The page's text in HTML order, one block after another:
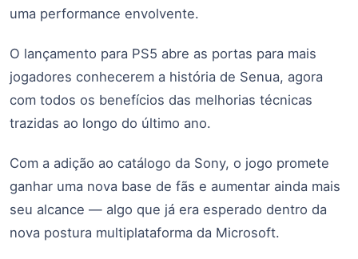
uma performance envolvente.
O lançamento para PS5 abre as portas para mais
jogadores conhecerem a história de Senua, agora
com todos os benefícios das melhorias técnicas
trazidas ao longo do último ano.
Com a adição ao catálogo da Sony, o jogo promete
ganhar uma nova base de fãs e aumentar ainda mais
seu alcance — algo que já era esperado dentro da
nova postura multiplataforma da Microsoft.